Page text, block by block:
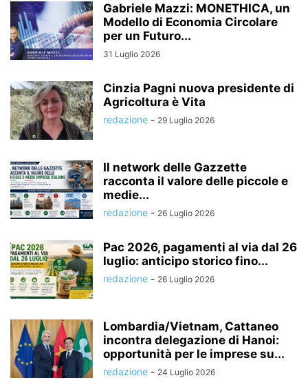
Gabriele Mazzi: MONETHICA, un
Modello di Economia Circolare
per un Futuro...
31 Luglio 2026
Cinzia Pagni nuova presidente di
Agricoltura è Vita
redazione - 29 Luglio 2026
Il network delle Gazzette
racconta il valore delle piccole e
medie...
redazione - 26 Luglio 2026
Pac 2026, pagamenti al via dal 26
luglio: anticipo storico fino...
redazione - 26 Luglio 2026
Lombardia/Vietnam, Cattaneo
incontra delegazione di Hanoi:
opportunità per le imprese su...
redazione - 24 Luglio 2026